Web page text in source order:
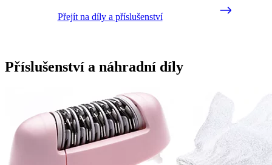
Přejít na díly a příslušenství
Příslušenství a náhradní díly